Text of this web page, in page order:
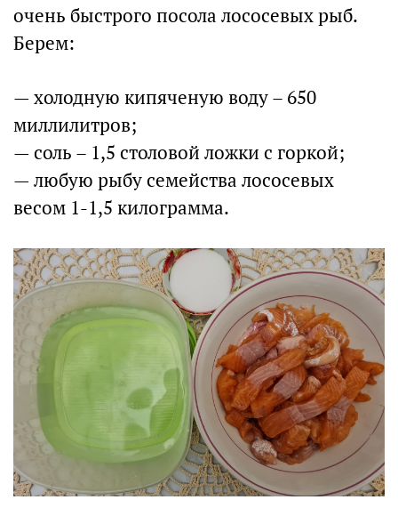
очень быстрого посола лососевых рыб.
Берем:
— холодную кипяченую воду – 650
миллилитров;
— соль – 1,5 столовой ложки с горкой;
— любую рыбу семейства лососевых
весом 1-1,5 килограмма.